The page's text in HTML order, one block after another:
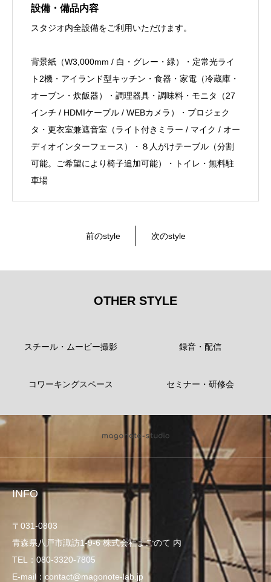
設備・備品内容
スタジオ内全設備をご利用いただけます。
背景紙（W3,000mm / 白・グレー・緑）・定常光ライ
ト2機・アイランド型キッチン・食器・家電（冷蔵庫・
オーブン・炊飯器）・調理器具・調味料・モニタ（27
インチ / HDMIケーブル / WEBカメラ）・プロジェク
タ・更衣室兼遮音室（ライト付きミラー / マイク / オー
ディオインターフェース）・８人がけテーブル（分割
可能。ご希望により椅子追加可能）・トイレ・無料駐
車場
前のstyle 次のstyle
OTHER STYLE
スチール・ムービー撮影 録音・配信
コワーキングスペース セミナー・研修会
INFO
〒031-0803
青森県八戸市諏訪1-9-6 株式会社まごのて 内
TEL：080-3320-7805
E-mail：contact@magonote-lab.jp